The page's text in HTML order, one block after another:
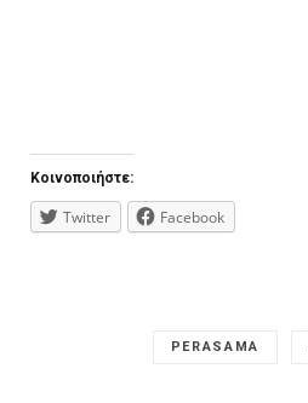
Κοινοποιήστε:
Twitter Facebook
PERASAMA